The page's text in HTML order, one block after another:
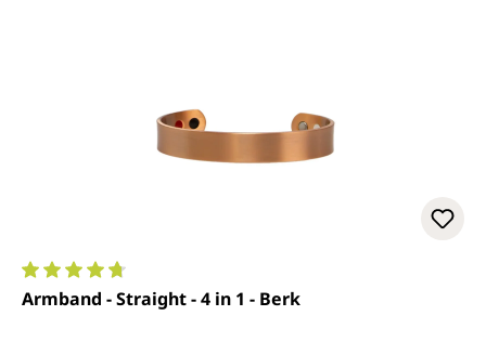
Durchschnittliche Bewertung von 4.8 von 5 Sternen
Armband - Straight - 4 in 1 - Berk